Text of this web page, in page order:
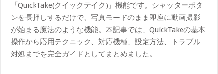
「QuickTake(クイックテイク)」機能です。シャッターボタ
ンを長押しするだけで、写真モードのまま即座に動画撮影
が始まる魔法のような機能。本記事では、QuickTakeの基本
操作から応用テクニック、対応機種、設定方法、トラブル
対処までを完全ガイドとしてまとめました。